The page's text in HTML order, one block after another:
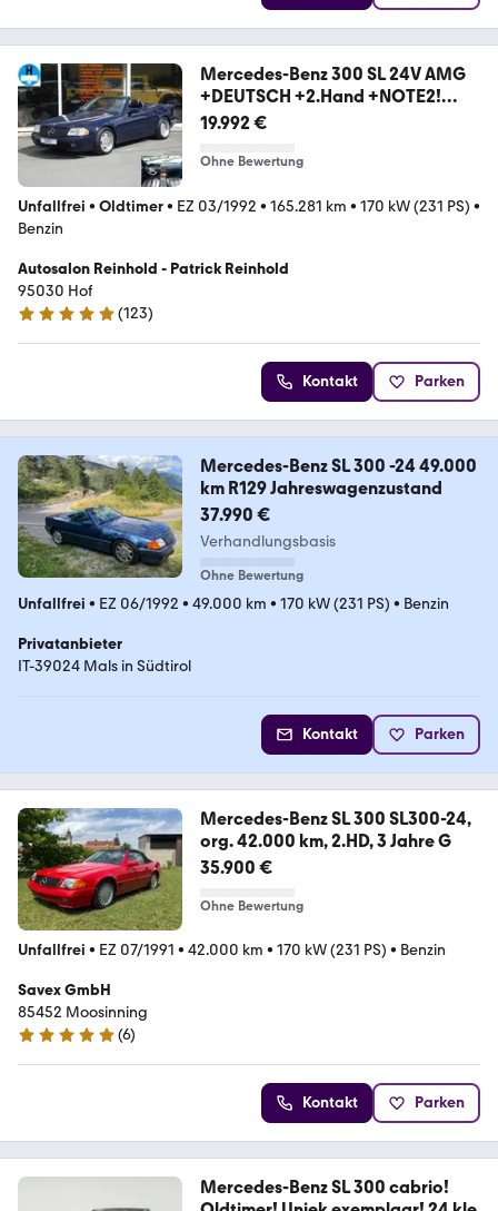
Mercedes-Benz 300 SL 24V AMG
+DEUTSCH +2.Hand +NOTE2!
W129
19.992 €
Ohne Bewertung
Unfallfrei • Oldtimer• EZ 03/1992 • 165.281 km • 170 kW (231 PS) •
Benzin
Autosalon Reinhold - Patrick Reinhold
95030 Hof
5 Sterne
(123)
Kontakt Parken
Mercedes-Benz SL 300 -24 49.000
km R129 Jahreswagenzustand
37.990 €
Verhandlungsbasis
Ohne Bewertung
Unfallfrei • EZ 06/1992 • 49.000 km • 170 kW (231 PS) • Benzin
Privatanbieter
IT-39024 Mals in Südtirol
Kontakt Parken
Mercedes-Benz SL 300 SL300-24,
org. 42.000 km, 2.HD, 3 Jahre G
35.900 €
Ohne Bewertung
Unfallfrei • EZ 07/1991 • 42.000 km • 170 kW (231 PS) • Benzin
Savex GmbH
85452 Moosinning
4.9 Sterne
(6)
Kontakt Parken
Mercedes-Benz SL 300 cabrio!